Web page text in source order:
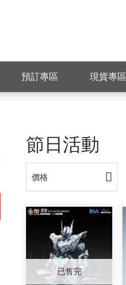
預訂專區 現貨專區
節日活動
價格
已售完